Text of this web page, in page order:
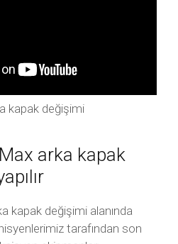
kapak değişimi
arka kapak
kapak değişimi alanında
tarafından son